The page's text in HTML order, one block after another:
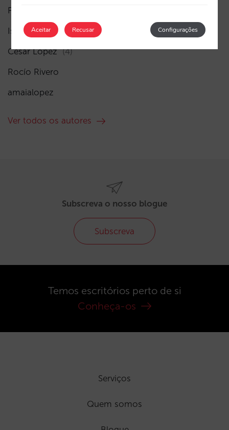
Pablo Delgado
Isabel Rey
(3)
César López (4)
Rocío Rivero
amaialopez
Ver todos os autores
Subscreva o nosso blogue
Subscreva
Temos escritórios perto de si
Conheça-os
Serviços
Quem somos
Aceitar Configurações
Recusar